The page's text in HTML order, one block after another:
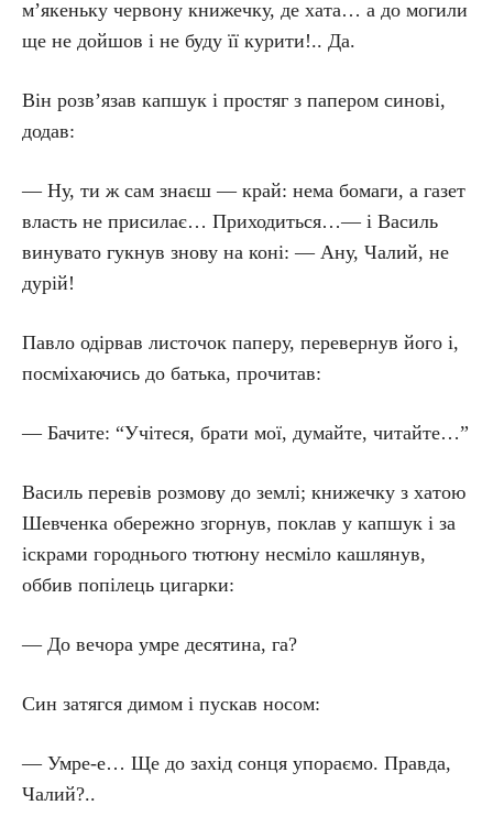
м’якеньку червону книжечку, де хата… а до могили
ще не дойшов і не буду її курити!.. Да.
Він розв’язав капшук і простяг з папером синові,
додав:
— Ну, ти ж сам знаєш — край: нема бомаги, а газет
власть не присилає… Приходиться…— і Василь
винувато гукнув знову на коні: — Ану, Чалий, не
дурій!
Павло одірвав листочок паперу, перевернув його і,
посміхаючись до батька, прочитав:
— Бачите: “Учітеся, брати мої, думайте, читайте…”
Василь перевів розмову до землі; книжечку з хатою
Шевченка обережно згорнув, поклав у капшук і за
іскрами городнього тютюну несміло кашлянув,
оббив попілець цигарки:
— До вечора умре десятина, га?
Син затягся димом і пускав носом:
— Умре-е… Ще до захід сонця упораємо. Правда,
Чалий?..